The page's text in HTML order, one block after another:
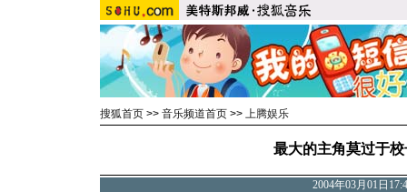
搜狐首页 >> 音乐频道首页 >> 上腾娱乐
最大的主角莫过于
2004年03月01日